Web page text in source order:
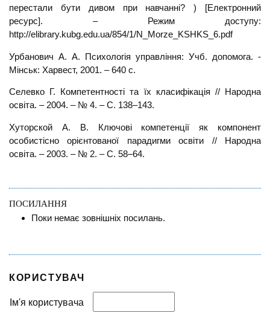
КОРИСТУВАЧ
Ім'я користувача
перестали бути дивом при навчанні? ) [Електронний
ресурс]. – Режим доступу:
http://elibrary.kubg.edu.ua/854/1/N_Morze_KSHKS_6.pdf
Урбанович А. А. Психологія управління: Учб. допомога. -
Мінськ: Харвест, 2001. – 640 с.
Селевко Г. Компетентності та їх класифікація // Народна
освіта. – 2004. – № 4. – С. 138–143.
Хуторской А. В. Ключові компетенції як компонент
особистісно орієнтованої парадигми освіти // Народна
освіта. – 2003. – № 2. – С. 58–64.
ПОСИЛАННЯ
Поки немає зовнішніх посилань.